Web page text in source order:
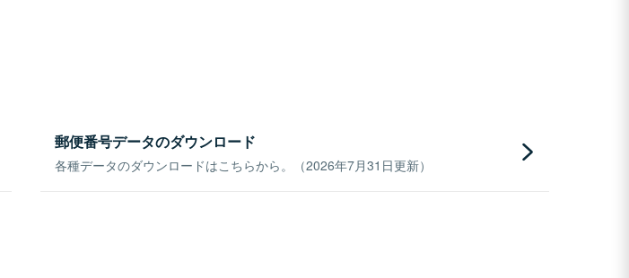
郵便番号データのダウンロード
各種データのダウンロードはこちらから。（2026年7月31日更新）